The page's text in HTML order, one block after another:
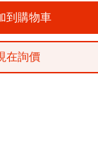
在詢價